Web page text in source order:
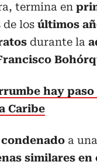
termina en
de los últimos
durante la
hay
Caribe
condenado a una
similares en